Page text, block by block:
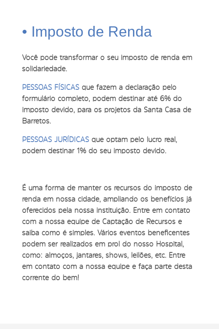
• Imposto de Renda
Você pode transformar o seu imposto de renda em
solidariedade.
PESSOAS FÍSICASque fazem a declaração pelo
formulário completo, podem destinar até 6% do
imposto devido, para os projetos da Santa Casa de
Barretos.
PESSOAS JURÍDICASque optam pelo lucro real,
podem destinar 1% do seu imposto devido.
É uma forma de manter os recursos do imposto de
renda em nossa cidade, ampliando os benefícios já
oferecidos pela nossa instituição. Entre em contato
com a nossa equipe de Captação de Recursos e
saiba como é simples. Vários eventos beneficentes
podem ser realizados em prol do nosso Hospital,
como: almoços, jantares, shows, leilões, etc. Entre
em contato com a nossa equipe e faça parte desta
corrente do bem!